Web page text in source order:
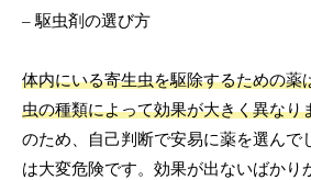
– 駆虫剤の選び方
体内にいる寄生虫を駆除するための薬
虫の種類によって効果が大きく異なり
のため、自己判断で安易に薬を選んで
は大変危険です。効果が出ないばかり